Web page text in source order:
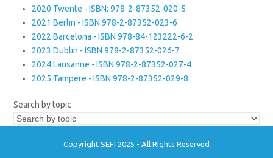
2020 Twente - ISBN: 978-2-87352-020-5
2021 Berlin - ISBN 978-2-87352-023-6
2022 Barcelona - ISBN 978-84-123222-6-2
2023 Dublin - ISBN 978-2-87352-026-7
2024 Lausanne - ISBN 978-2-87352-027-4
2025 Tampere - ISBN 978-2-87352-029-8
Search by topic
Copyright SEFI 2025 - All Rights Reserved